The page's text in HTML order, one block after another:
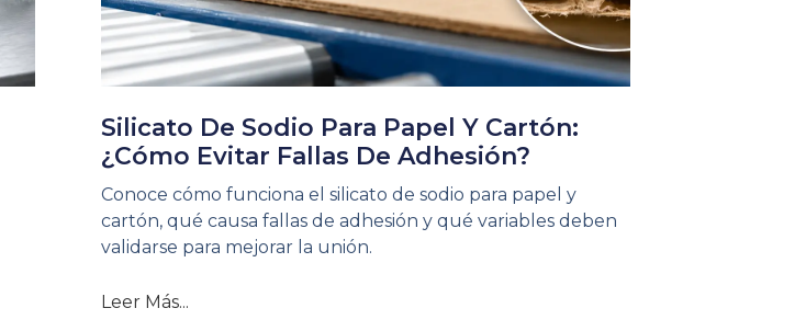
Silicato De Sodio Para Papel Y Cartón:
¿cómo Evitar Fallas De Adhesión?
Conoce cómo funciona el silicato de sodio para papel y
cartón, qué causa fallas de adhesión y qué variables deben
validarse para mejorar la unión.
Leer Más...